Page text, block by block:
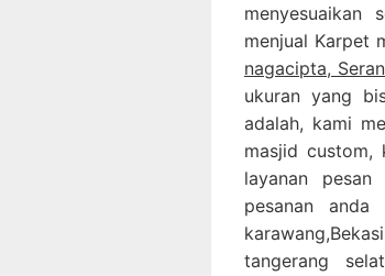
menyesuaikan
menjual Karpet
nagacipta,
ukuran yang
adalah, kami
masjid custom,
layanan
pesanan
tangerang